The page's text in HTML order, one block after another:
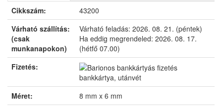
Cikkszám:
43200
Várható szállítás:
(csak
munkanapokon)
Várható feladás: 2026. 08. 21. (péntek)
Ha eddig megrendeled: 2026. 08. 17.
(hétfő 07.00)
Fizetés:
bankkártya, utánvét
Méret:
8 mm x 6 mm